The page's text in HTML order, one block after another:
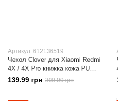
Артикул: 612136519
Чехол Clover для Xiaomi Redmi
4X / 4X Pro книжка кожа PU
женский Pink
139.99 грн 300.00 грн